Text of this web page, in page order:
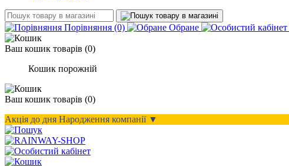
Порівняння (0) Обране
Ваш кошик товарів (0)
Кошик порожній
Ваш кошик товарів (0)
Акція до дня Народження компанії ▼